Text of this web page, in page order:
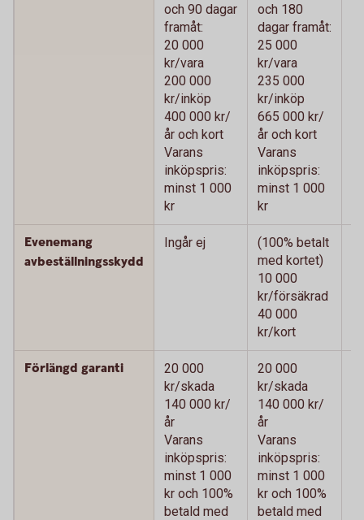
och 90 dagar
framåt:
20 000
kr/vara
200 000
kr/inköp
400 000 kr/
år och kort
Varans
inköpspris:
minst 1 000
kr
och 180
dagar framåt:
25 000
kr/vara
235 000
kr/inköp
665 000 kr/
år och kort
Varans
inköpspris:
minst 1 000
kr
Evenemang
avbeställningsskydd
Ingår ej
(100% betalt
med kortet)
10 000
kr/försäkrad
40 000
kr/kort
Förlängd garanti
20 000
kr/skada
140 000 kr/
år
Varans
inköpspris:
minst 1 000
kr och 100%
betald med
20 000
kr/skada
140 000 kr/
år
Varans
inköpspris:
minst 1 000
kr och 100%
betald med